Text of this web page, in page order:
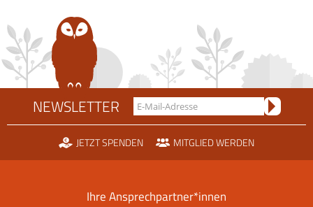
NEWSLETTER
JETZT SPENDEN MITGLIED WERDEN
Ihre Ansprechpartner*innen